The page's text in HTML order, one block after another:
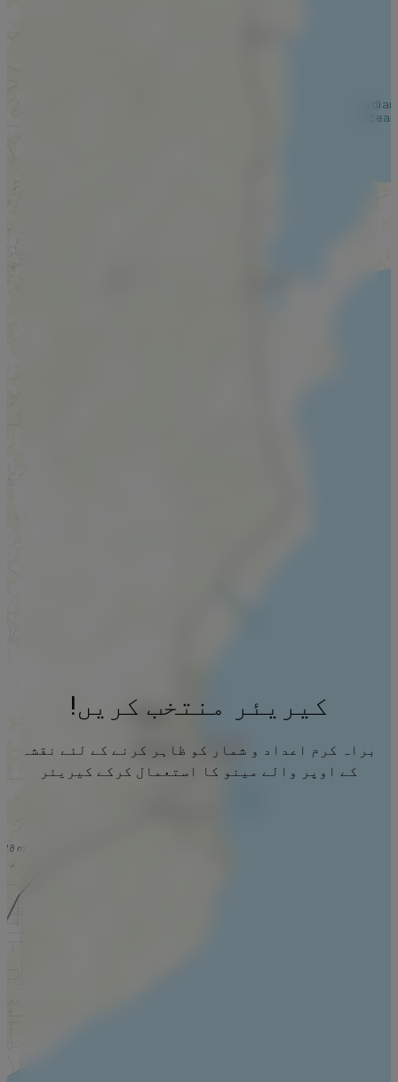
کیریئر منتخب کریں!
براہ کرم اعداد و شمار کو ظاہر کرنے کے لئے نقشہ
کے اوپر والے مینو کا استعمال کرکے کیریئر